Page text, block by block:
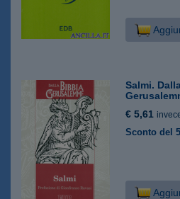
Salmi.
€ 5,61
Sconto del